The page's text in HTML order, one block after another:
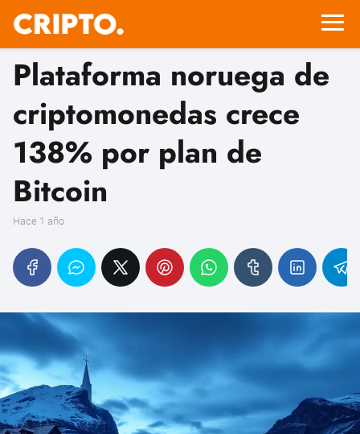
Plataforma noruega de
criptomonedas crece
138% por plan de
Bitcoin
hace 1 año